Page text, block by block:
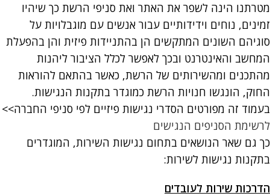
מטרתנו הינה לשפר את האתר ואת סניפי הרשת כך שיהיו
זמינים, נוחים וידידותיים עבור אנשים עם מוגבלויות על
סוגיהם השונים המתקשים הן בהתניידות פיזית והן בהפעלת
המחשב והאינטרנט ובכך לאפשר לכלל הציבור ליהנות
מהתכנים ומהשירותים של הרשת, כאשר בהתאם להוראות
החוק, הונגשו חנויות הרשת כמוגדר בתקנות הנגישות.
בעמוד זה מפורטים הסדרי נגישות פיזיים לפי סניפי החברה>>
לרשימת הסניפים הנגישים
כך גם שאר הנושאים בתחום נגישות השירות, המוגדרים
בתקנות נגישות לשירות:
הדרכות שירות לעובדים